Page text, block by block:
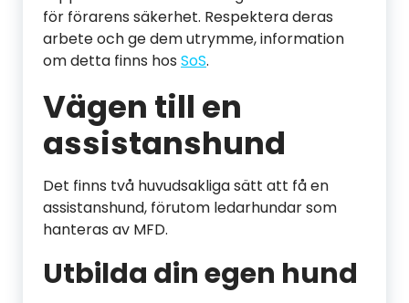
för förarens säkerhet. Respektera deras
arbete och ge dem utrymme, information
om detta finns hos SoS.
Vägen till en
assistanshund
Det finns två huvudsakliga sätt att få en
assistanshund, förutom ledarhundar som
hanteras av MFD.
Utbilda din egen hund